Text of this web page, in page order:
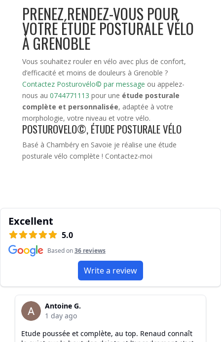
PRENEZ RENDEZ-VOUS POUR
VOTRE ÉTUDE POSTURALE VÉLO
À GRENOBLE
Vous souhaitez rouler en vélo avec plus de confort,
d’efficacité et moins de douleurs à Grenoble ?
Contactez Posturovélo© par message ou appelez-
nous au 0744771113 pour une étude posturale
complète et personnalisée, adaptée à votre
morphologie, votre niveau et votre vélo.
POSTUROVELO©, ÉTUDE POSTURALE VÉLO
Basé à Chambéry en Savoie je réalise une étude
posturale vélo complète ! Contactez-moi